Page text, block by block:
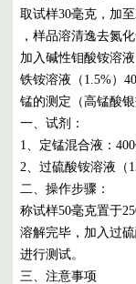
取试样30毫克，加至
，样品溶清逸去氮
加入碱性钼酸铵溶液
铁铵溶液（ 1.5%） 40
锰的测定（高锰酸银
一、试剂：
1、定锰混合液： 400
2、过硫酸铵溶液（
二、操作步骤：
称试样50毫克置于
溶解完毕，加入过
进行测试。
三、注意事项